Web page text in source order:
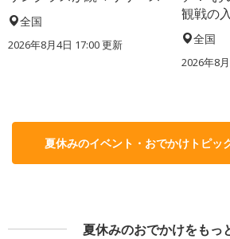
全国
2026年8月4日 17:00更新
観戦の
全国
2026年8
夏休みのイベント・おでかけトピッ
夏休みのおでかけをもっ